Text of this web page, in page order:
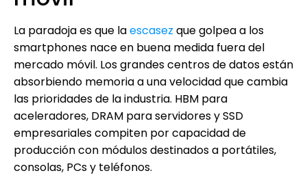
La paradoja es que laescasez que golpea a los
smartphones nace en buena medida fuera del
mercado móvil. Los grandes centros de datos están
absorbiendo memoria a una velocidad que cambia
las prioridades de la industria. HBM para
aceleradores, DRAM para servidores y SSD
empresariales compiten por capacidad de
producción con módulos destinados a portátiles,
consolas, PCs y teléfonos.